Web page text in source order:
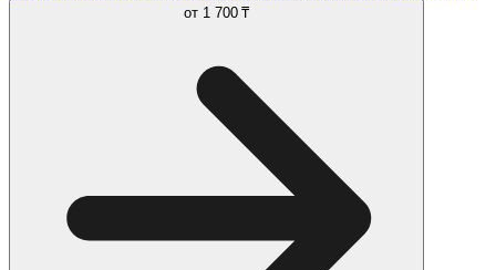
от 1 700 ₸